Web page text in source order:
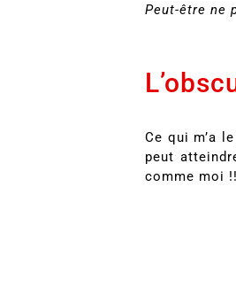
Peut-être ne
Ce qui m’a
peut
comme moi